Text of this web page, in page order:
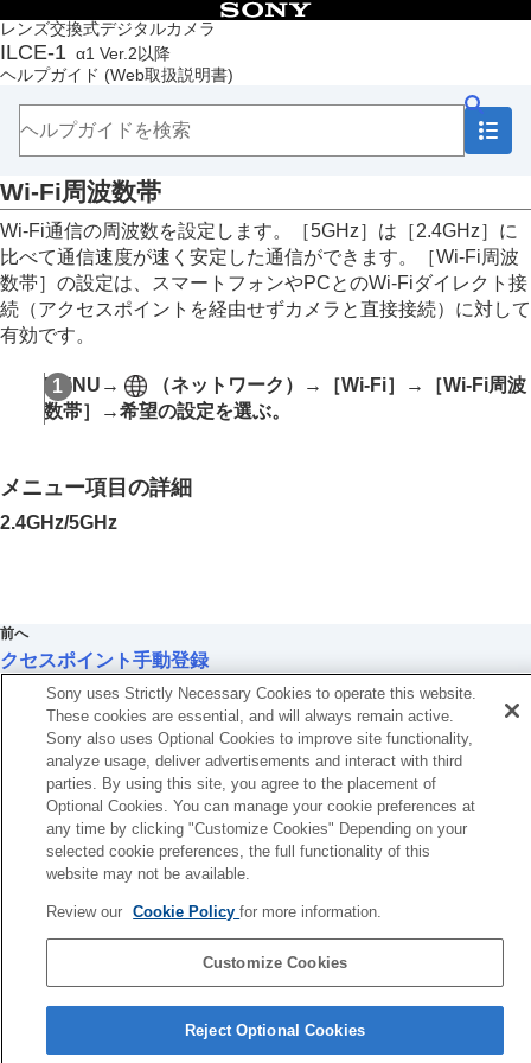
レンズ交換式デジタルカメラ
ILCE-1 α1 Ver.2以降
ヘルプガイド (Web取扱説明書)
目次
トップページ
ヘルプガイドの使いかた
本体と付属品を確認する
本機の基本操作
準備/基本的な撮影
MENU一覧から機能を探す
撮影機能を活用する
カメラをカスタマイズする
再生する
カメラの設定を変更する
ファイルの設定
ネットワークの設定
アクセスポイント手動登録
テザリング接続
機内モード
機器名称変更
ルート証明書の読み込み
アクセス認証設定
アクセス認証情報
セキュリティ(IPsec)
Wi-Fi Direct設定
ネットワーク設定リセット
FTP転送機能
USB設定
外部出力設定
スマートフォンでできること
Wi-Fi周波数帯
Wi-Fi通信の周波数を設定します。 ［5GHz］ は ［2.4GHz］ に
比べて通信速度が速く安定した通信ができます。
［Wi-Fi周波
数帯］ の設定は、スマートフォンやPCとのWi-Fiダイレクト接
続（アクセスポイントを経由せずカメラと直接接続）に対して
有効です。
MENU → （ネットワーク ）→ ［Wi-Fi］ →
［Wi-Fi周波
数帯］
→希望の設定を選ぶ。
メニュー項目の詳細
2.4GHz/5GHz
前へ
セスポイント手動登録
次へ
Wi-Fi情報
TP1001366442
ヘルプガイドをご覧ください。
言語選択ページへ
5-060-285-03(2)
Sony uses Strictly Necessary Cookies to operate this website.
These cookies are essential, and will always remain active.
Sony also uses Optional Cookies to improve site functionality,
analyze usage, deliver advertisements and interact with third
parties. By using this site, you agree to the placement of
Optional Cookies. You can manage your cookie preferences at
any time by clicking "Customize Cookies" Depending on your
selected cookie preferences, the full functionality of this
website may not be available.
Review our Cookie Policyfor more information.
Customize Cookies
Reject Optional Cookies